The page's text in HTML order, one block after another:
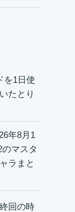
を1日使
たとり
年8月1
マスタ
ラまと
回の時